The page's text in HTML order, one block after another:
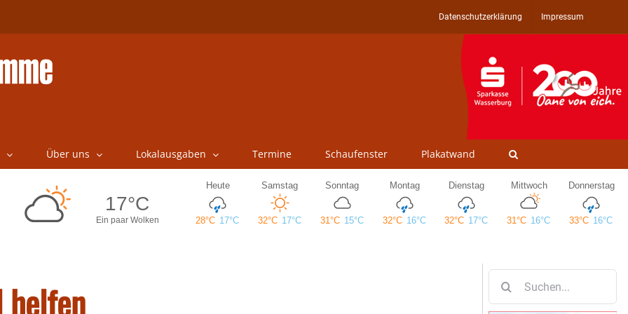
Datenschutzerklärung Impressum
Über uns Lokalausgaben Termine Schaufenster Plakatwand
helfen
nach: